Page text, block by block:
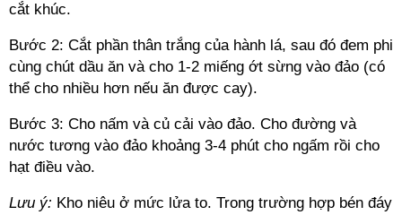
cắt khúc.
Bước 2: Cắt phần thân trắng của hành lá, sau đó đem phi
cùng chút dầu ăn và cho 1-2 miếng ớt sừng vào đảo (có
thể cho nhiều hơn nếu ăn được cay).
Bước 3: Cho nấm và củ cải vào đảo. Cho đường và
nước tương vào đảo khoảng 3-4 phút cho ngấm rồi cho
hạt điều vào.
Lưu ý: Kho niêu ở mức lửa to. Trong trường hợp bén đáy